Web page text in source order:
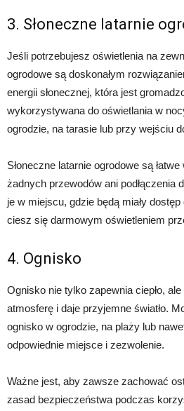
3. Słoneczne latarnie
Jeśli potrzebujesz oświetlenia na
ogrodowe są doskonałym
energii słonecznej, która jest
wykorzystywana do oświetlania w
ogrodzie, na tarasie lub przy wejściu
Słoneczne latarnie ogrodowe są
żadnych przewodów ani podłączenia
je w miejscu, gdzie będą miały dostęp
ciesz się darmowym oświetleniem
4. Ognisko
Ognisko nie tylko zapewnia ciepło,
atmosferę i daje przyjemne światło.
ognisko w ogrodzie, na plaży lub
odpowiednie miejsce i zezwolenie.
Ważne jest, aby zawsze zachować
zasad bezpieczeństwa podczas